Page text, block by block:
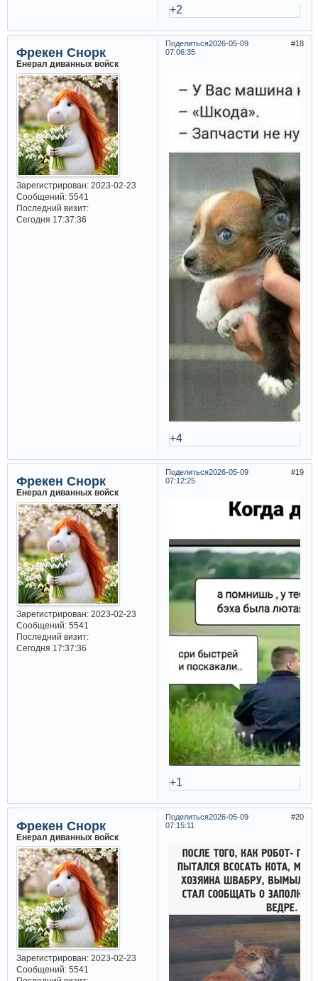
+2
Поделиться 18
2026-05-09
07:06:35
Фрекен Снорк
Енерал диванных войск
Зарегистрирован: 2023-02-23
Сообщений:5541
Последний визит:
Сегодня 17:37:36
+4
Поделиться 19
2026-05-09
07:12:25
Фрекен Снорк
Енерал диванных войск
Зарегистрирован: 2023-02-23
Сообщений:5541
Последний визит:
Сегодня 17:37:36
+1
Поделиться 20
2026-05-09
07:15:11
Фрекен Снорк
Енерал диванных войск
Зарегистрирован: 2023-02-23
Сообщений:5541